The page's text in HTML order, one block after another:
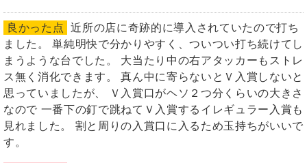
良かった点
近所の店に奇跡的に導入されていたので打ち
ました。 単純明快で分かりやすく、ついつい打ち続けてし
まうような台でした。 大当たり中の右アタッカーもストレ
ス無く消化できます。 真ん中に寄らないとＶ入賞しないと
思っていましたが、 Ｖ入賞口がヘソ２つ分くらいの大きさ
なので 一番下の釘で跳ねてＶ入賞するイレギュラー入賞も
見れました。 割と周りの入賞口に入るため玉持ちがいいで
す。